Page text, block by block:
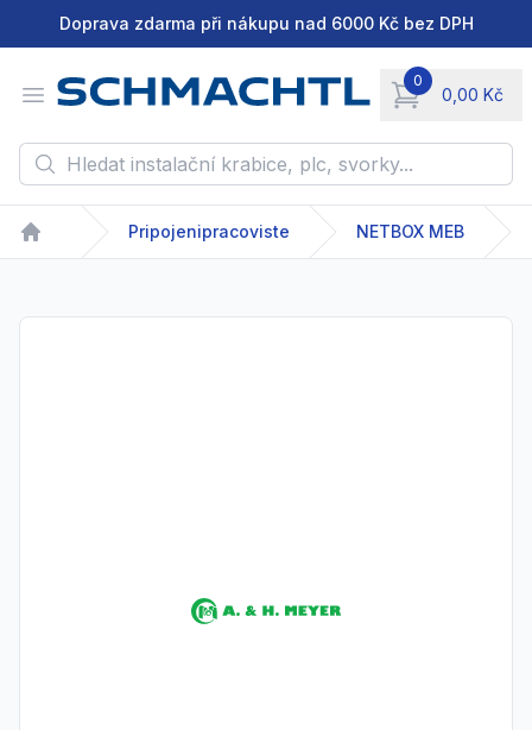
Doprava zdarma při nákupu nad 6000 Kč bez DPH
Open menu
0
0,00 Kč
items in cart,
Hledat instalační krabice, plc, svorky...
Home
Pripojenipracoviste NETBOX MEB